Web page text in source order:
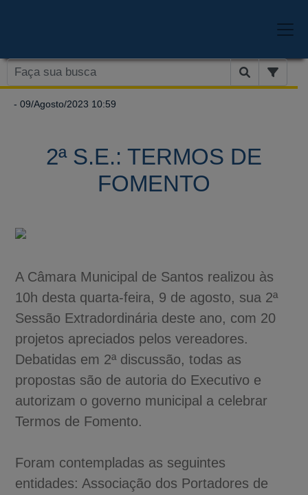
- 09/Agosto/2023 10:59
2ª S.E.: TERMOS DE
FOMENTO
A Câmara Municipal de Santos realizou às
10h desta quarta-feira, 9 de agosto, sua 2ª
Sessão Extradordinária deste ano, com 20
projetos apreciados pelos vereadores.
Debatidas em 2ª discussão, todas as
propostas são de autoria do Executivo e
autorizam o governo municipal a celebrar
Termos de Fomento.
Foram contempladas as seguintes
entidades: Associação dos Portadores de